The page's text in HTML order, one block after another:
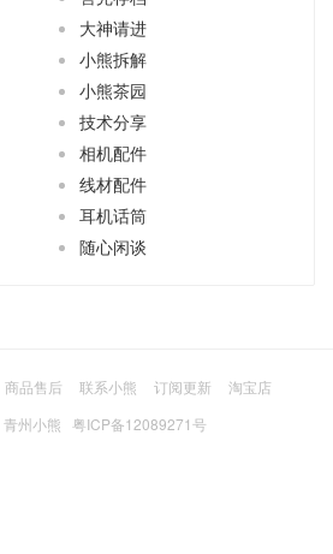
大神请进
小熊拆解
小熊茶园
技术分享
相机配件
线材配件
耳机话筒
随心闲谈
商品售后 联系小熊 订阅更新
淘宝店
青州小熊 粤ICP备12089271号